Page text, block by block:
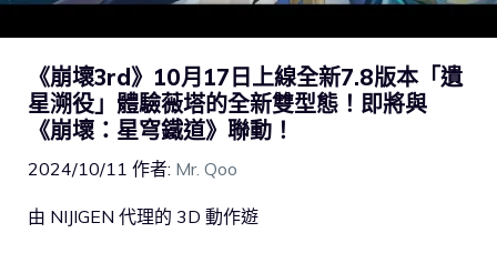
《崩壞3rd》10月17日上線全新7.8版本「遺
星溯役」體驗薇塔的全新雙型態！即將與
《崩壞：星穹鐵道》聯動！
2024/10/11 作者: Mr. Qoo
由 NIJIGEN 代理的 3D 動作遊